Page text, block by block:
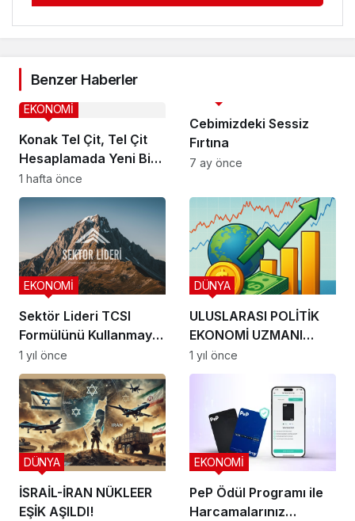
Benzer Haberler
Konak Tel Çit, Tel Çit
Hesaplamada Yeni Bir
Yaklaşım
EKONOMİ
1 hafta önce
Cebimizdeki Sessiz
Fırtına
7 ay önce
Sektör Lideri TCSI
Formülünü Kullanmaya
Başladı
EKONOMİ
1 yıl önce
ULUSLARASI POLİTİK
EKONOMİ UZMANI
ARDA ÖZEREL ile
BORSA VE YATIRIM
DÜNYA
1 yıl önce
İSRAİL-İRAN NÜKLEER
EŞİK AŞILDI!
DÜNYA
PeP Ödül Programı ile
Harcamalarınız
EKONOMİ